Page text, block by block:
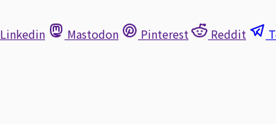
Linkedin Mastodon Pinterest Reddit